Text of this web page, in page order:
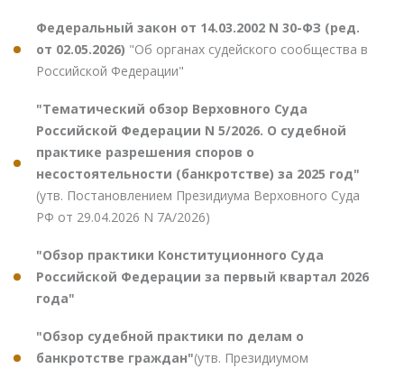
Федеральный закон от 14.03.2002 N 30-ФЗ (ред.
от 02.05.2026) "Об органах судейского сообщества в
Российской Федерации"
"Тематический обзор Верховного Суда
Российской Федерации N 5/2026. О судебной
практике разрешения споров о
несостоятельности (банкротстве) за 2025 год"
(утв. Постановлением Президиума Верховного Суда
РФ от 29.04.2026 N 7А/2026)
"Обзор практики Конституционного Суда
Российской Федерации за первый квартал 2026
года"
"Обзор судебной практики по делам о
банкротстве граждан"(утв. Президиумом